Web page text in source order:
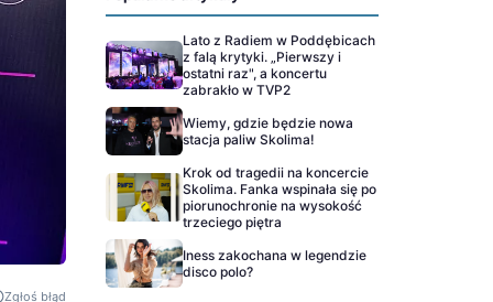
Zgłoś błąd
Lato z Radiem w Poddębicach
z falą krytyki. „Pierwszy i
ostatni raz", a koncertu
zabrakło w TVP2
Wiemy, gdzie będzie nowa
stacja paliw Skolima!
Krok od tragedii na koncercie
Skolima. Fanka wspinała się po
piorunochronie na wysokość
trzeciego piętra
Iness zakochana w legendzie
disco polo?